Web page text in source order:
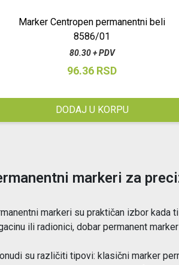
Marker Centropen permanentni beli
8586/01
80.30 + PDV
96.36 RSD
DODAJ U KORPU
markeri za
markeri su praktičan izbor kada
ili radionici, dobar permanent
su različiti tipovi: klasični marker